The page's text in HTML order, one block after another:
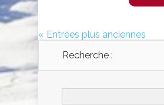
« Entrées plus anciennes
Recherche :